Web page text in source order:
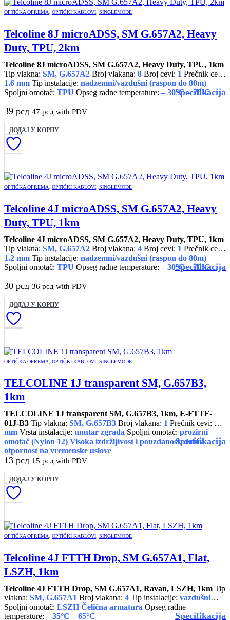
OPTIČKA OPREMA, OPTIČKI KABLOVI, SINGLEMODE
Telcoline 8J microADSS, SM G.657A2, Heavy
Duty, TPU, 2km
Telcoline 8J microADSS, SM G.657A2, Heavy Duty, TPU, 1km
Tip vlakna: SM, G.657A2 Broj vlakana: 8 Broj cevi: 1 Prečnik cevi:
1.6 mm Tip instalacije: nadzemni/vazdušni (raspon do 80m)
Spoljni omotač: TPU Opseg radne temperature: – 30°C – 70°C
Specifikacija
39 рсд 47 рсд with PDV
ДОДАЈ У КОРПУ
OPTIČKA OPREMA OPTIČKI KABLOVI SINGLEMODE
Telcoline 4J microADSS, SM G.657A2, Heavy
Duty, TPU, 1km
Telcoline 4J microADSS, SM G.657A2, Heavy Duty, TPU, 1km
Tip vlakna: SM, G.657A2 Broj vlakana: 4 Broj cevi: 1 Prečnik cevi:
1.2 mm Tip instalacije: nadzemni/vazdušni (raspon do 80m)
Spoljni omotač: TPU Opseg radne temperature: – 30°C – 70°C
Specifikacija
30 рсд 36 рсд with PDV
ДОДАЈ У КОРПУ
OPTIČKA OPREMA OPTIČKI KABLOVI SINGLEMODE
TELCOLINE 1J transparent SM, G.657B3,
1km
TELCOLINE 1J transparent SM, G.657B3, 1km, E-FTTF-
01J-B3 Tip vlakna: SM, G.657B3 Broj vlakana: 1 Prečnik cevi: 0,9
mm Vrsta instalacije: unutar zgrada Spoljni omotač: prozirni
omotač (Nylon 12) Visoka izdržljivost i pouzdanost, dobra
otpornost na vremenske uslove
Specifikacija
13 рсд 15 рсд with PDV
ДОДАЈ У КОРПУ
OPTIČKA OPREMA OPTIČKI KABLOVI SINGLEMODE
Telcoline 4J FTTH Drop, SM G.657A1, Flat,
LSZH, 1km
Telcoline 4J FTTH Drop, SM G.657A1, Ravan, LSZH, 1km
vlakna: SM, G.657A1 Broj vlakana: 4 Tip instalacije: vazdušni
Spoljni omotač: LSZH Čelična armatura Opseg radne
temperature: – 35°C – 65°C Specifikacija